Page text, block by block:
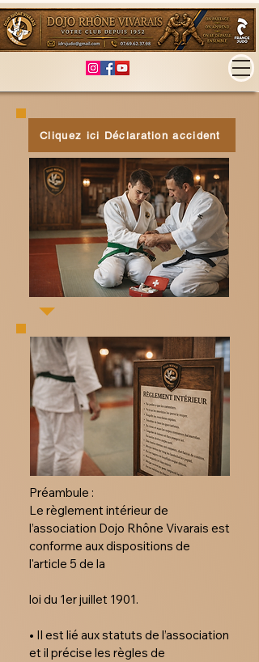
Cliquez ici Déclaration accident
​Préambule :
Le règlement intérieur de
l’association Dojo Rhône Vivarais est
conforme aux dispositions de
l'article 5 de la
loi du 1er juillet 1901.
• Il est lié aux statuts de l’association
et il précise les règles de